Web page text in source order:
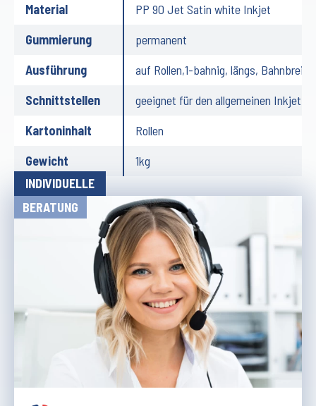
Material
PP 90 Jet Satin white Inkjet
Gummierung
permanent
Ausführung
auf Rollen,1-bahnig, längs,
Schnittstellen
geeignet für den allgemeinen Inkjet-
Kartoninhalt
Rollen
Gewicht
1kg
INDIVIDUELLE
BERATUNG